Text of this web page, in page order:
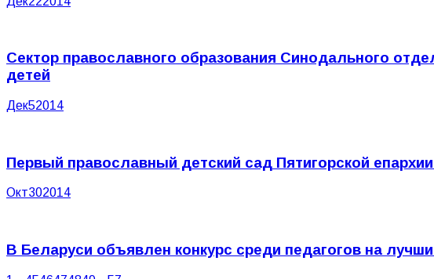
Сектор православного образования Синодального
детей
Дек52014
Первый православный детский сад Пятигорской
Окт302014
В Беларуси объявлен конкурс среди педагогов на